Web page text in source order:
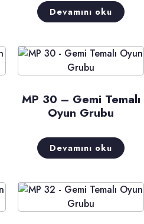
Devamını oku
MP 30 – Gemi Temalı
Oyun Grubu
Devamını oku